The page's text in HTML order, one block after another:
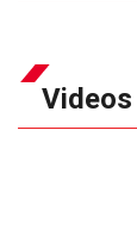
Videos